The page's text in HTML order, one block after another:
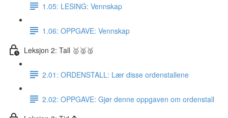
1.05: LESING: Vennskap
1.06: OPPGAVE: Vennskap
Leksjon 2: Tall 🥇🥈🥉
2.01: ORDENSTALL: Lær disse ordenstallene
2.02: OPPGAVE: Gjør denne oppgaven om ordenstall